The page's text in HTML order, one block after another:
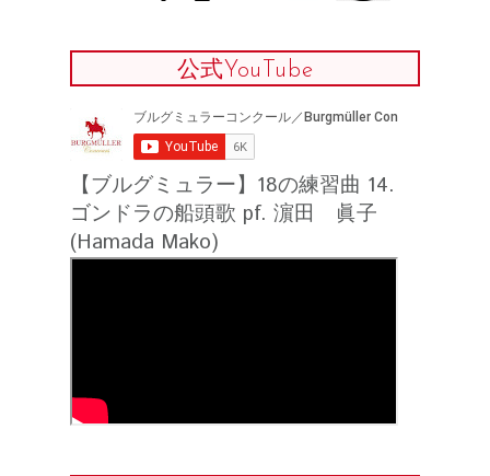
公式YouTube
【ブルグミュラー】18の練習曲 14.
ゴンドラの船頭歌 pf. 濵田 眞子
(Hamada Mako)